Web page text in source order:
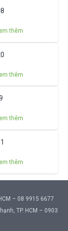
thêm
thêm
thêm
thêm
– 08 9915 6677
TP. HCM – 0903